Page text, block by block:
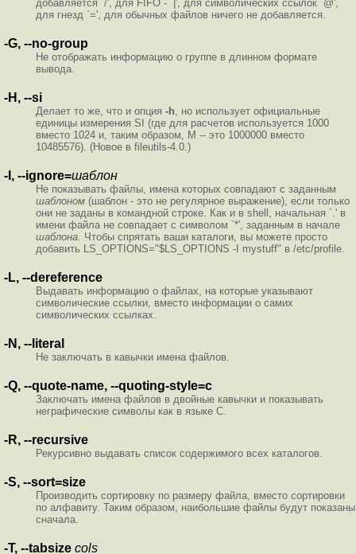
добавляется `/', для FIFO - `|', для символических ссылок `@',
для гнезд `=', для обычных файлов ничего не добавляется.
-G, --no-group
Не отображать информацию о группе в длинном формате
вывода.
-H, --si
Делает то же, что и опция -h , но использует официальные
единицы измерения SI (где для расчетов используется 1000
вместо 1024 и, таким образом, M -- это 1000000 вместо
10485576). (Новое в fileutils-4.0.)
-I, --ignore=шаблон
Не показывать файлы, имена которых совпадают с заданным
шаблоном (шаблон - это не регулярное выражение), если только
они не заданы в командной строке. Как и в shell, начальная `.' в
имени файла не совпадает с символом `*', заданным в начале
шаблона . Чтобы спрятать ваши каталоги, вы можете просто
добавить LS_OPTIONS="$LS_OPTIONS -I mystuff" в /etc/profile.
-L, --dereference
Выдавать информацию о файлах, на которые указывают
символические ссылки, вместо информации о самих
символических ссылках.
-N, --literal
Не заключать в кавычки имена файлов.
-Q, --quote-name, --quoting-style=c
Заключать имена файлов в двойные кавычки и показывать
неграфические символы как в языке С.
-R, --recursive
Рекурсивно выдавать список содержимого всех каталогов.
-S, --sort=size
Производить сортировку по размеру файла, вместо сортировки
по алфавиту. Таким образом, наибольшие файлы будут показаны
сначала.
-T, --tabsize cols